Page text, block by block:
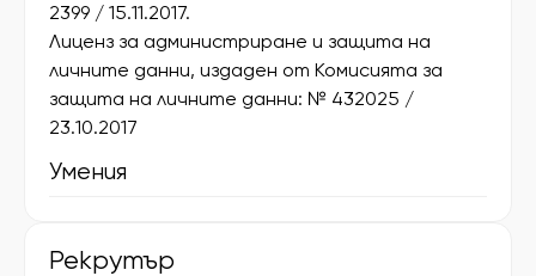
2399 / 15.11.2017.
Лиценз за администриране и защита на
личните данни, издаден от Комисията за
защита на личните данни: № 432025 /
23.10.2017
Умения
Рекрутър